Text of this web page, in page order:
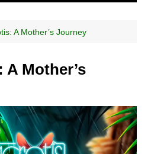
A Mother’s Journey
A Mother’s